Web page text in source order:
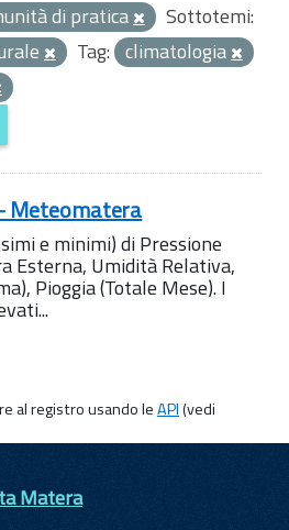
di pratica
Sottotemi:
Tag: climatologia
Meteomatera
e minimi) di Pressione
Esterna, Umidità Relativa,
Pioggia (Totale Mese). I
al registro usando leAPI(vedi
Matera